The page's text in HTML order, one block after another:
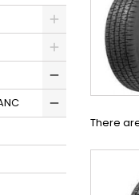
There